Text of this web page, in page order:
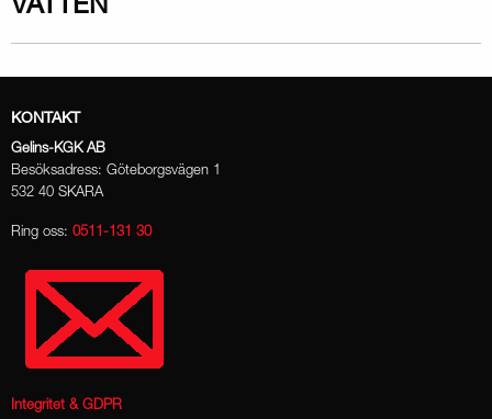
VATTEN
KONTAKT
Gelins-KGK AB
Besöksadress: Göteborgsvägen 1
532 40 SKARA
Ring oss: 0511-131 30
Integritet & GDPR